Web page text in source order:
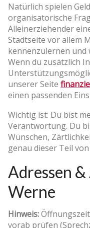
Natürlich spielen
organisatorische
Alleinerziehender
Stadtseite vor allem
kennenzulernen und
Wenn du zusätzlich
unserer Seite
einen passenden
Wichtig ist: Du bist
Verantwortung. Du
Wünschen,
genau dieser Teil
Adressen
Werne
Hinweis:
vorab prüfen